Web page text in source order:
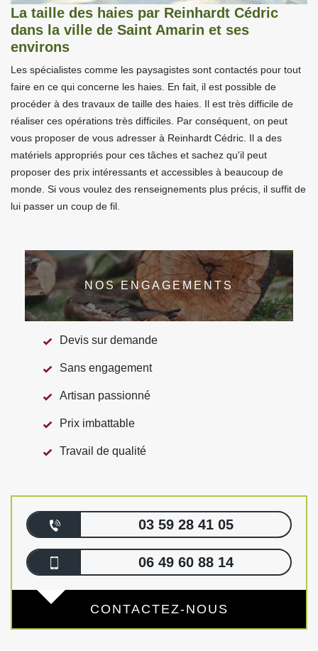
La taille des haies par Reinhardt Cédric
dans la ville de Saint Amarin et ses
environs
Les spécialistes comme les paysagistes sont contactés pour tout
faire en ce qui concerne les haies. En fait, il est possible de
procéder à des travaux de taille des haies. Il est très difficile de
réaliser ces opérations très difficiles. Par conséquent, on peut
vous proposer de vous adresser à Reinhardt Cédric. Il a des
matériels appropriés pour ces tâches et sachez qu'il peut
proposer des prix intéressants et accessibles à beaucoup de
monde. Si vous voulez des renseignements plus précis, il suffit de
lui passer un coup de fil.
NOS ENGAGEMENTS
Devis sur demande
Sans engagement
Artisan passionné
Prix imbattable
Travail de qualité
03 59 28 41 05
06 49 60 88 14
CONTACTEZ-NOUS